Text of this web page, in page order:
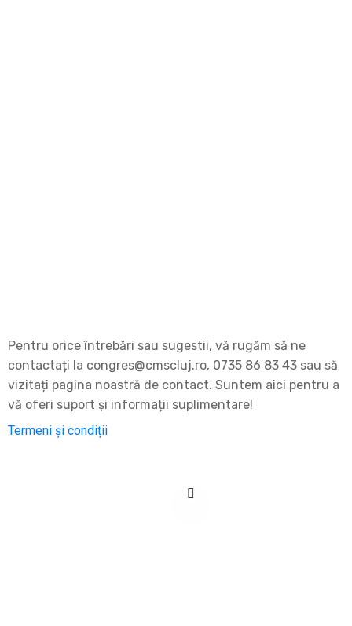
Pentru orice întrebări sau sugestii, vă rugăm să ne
contactați la congres@cmscluj.ro, 0735 86 83 43 sau să
vizitați pagina noastră de contact. Suntem aici pentru a
vă oferi suport și informații suplimentare!
Termeni și condiții